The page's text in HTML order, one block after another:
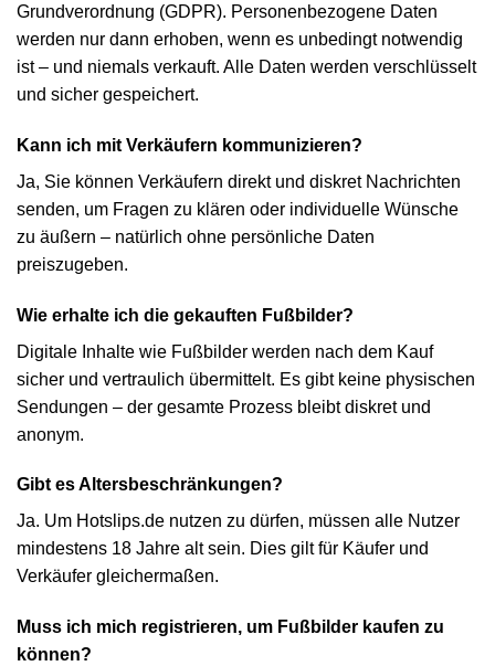
Grundverordnung (GDPR). Personenbezogene Daten
werden nur dann erhoben, wenn es unbedingt notwendig
ist – und niemals verkauft. Alle Daten werden verschlüsselt
und sicher gespeichert.
Kann ich mit Verkäufern kommunizieren?
Ja, Sie können Verkäufern direkt und diskret Nachrichten
senden, um Fragen zu klären oder individuelle Wünsche
zu äußern – natürlich ohne persönliche Daten
preiszugeben.
Wie erhalte ich die gekauften Fußbilder?
Digitale Inhalte wie Fußbilder werden nach dem Kauf
sicher und vertraulich übermittelt. Es gibt keine physischen
Sendungen – der gesamte Prozess bleibt diskret und
anonym.
Gibt es Altersbeschränkungen?
Ja. Um Hotslips.de nutzen zu dürfen, müssen alle Nutzer
mindestens 18 Jahre alt sein. Dies gilt für Käufer und
Verkäufer gleichermaßen.
Muss ich mich registrieren, um Fußbilder kaufen zu
können?